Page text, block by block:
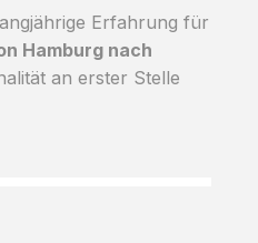
Erfahrung für
Hamburg nach
an erster Stelle